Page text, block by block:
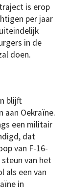
is erop
per jaar
in de
doen.
blijft
aan Oekraïne.
een militair
dat
van F-16-
van het
als een van
in